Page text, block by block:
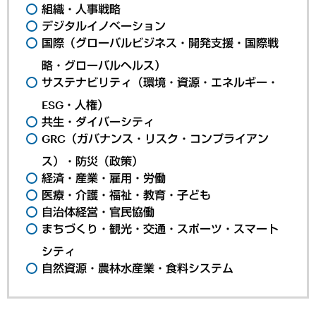
組織・人事戦略
デジタルイノベーション
国際（グローバルビジネス・開発支援・国際戦
略・グローバルヘルス）
サステナビリティ（環境・資源・エネルギー・
ESG・人権）
共生・ダイバーシティ
GRC（ガバナンス・リスク・コンプライアン
ス）・防災（政策）
経済・産業・雇用・労働
医療・介護・福祉・教育・子ども
自治体経営・官民協働
まちづくり・観光・交通・スポーツ・スマート
シティ
自然資源・農林水産業・食料システム